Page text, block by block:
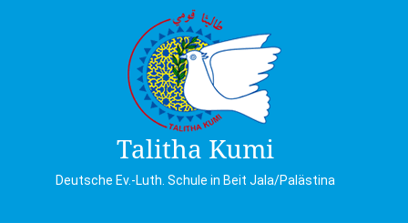
Talitha Kumi
Deutsche Ev.-Luth. Schule in Beit Jala/Palästina